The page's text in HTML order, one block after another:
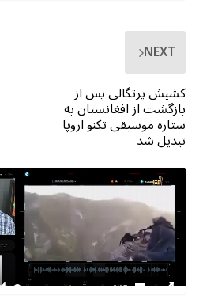
NEXT
کشیش پرتگالی پس از
بازگشت از افغانستان به
ستاره موسیقی تکنو اروپا
تبدیل شد